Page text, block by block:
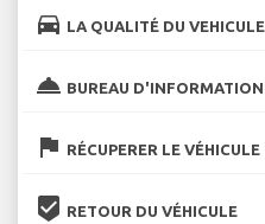
directions_car LA QUALITÉ DU VEHICULE
room_service BUREAU D'INFORMATION
flag RÉCUPERER LE VÉHICULE
beenhere RETOUR DU VÉHICULE